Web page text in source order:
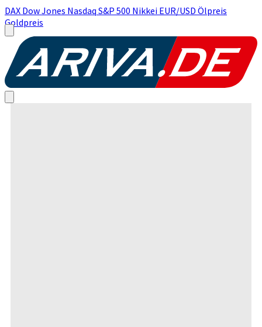
DAX Dow Jones Nasdaq S&P 500 Nikkei EUR/USD Ölpreis
Goldpreis